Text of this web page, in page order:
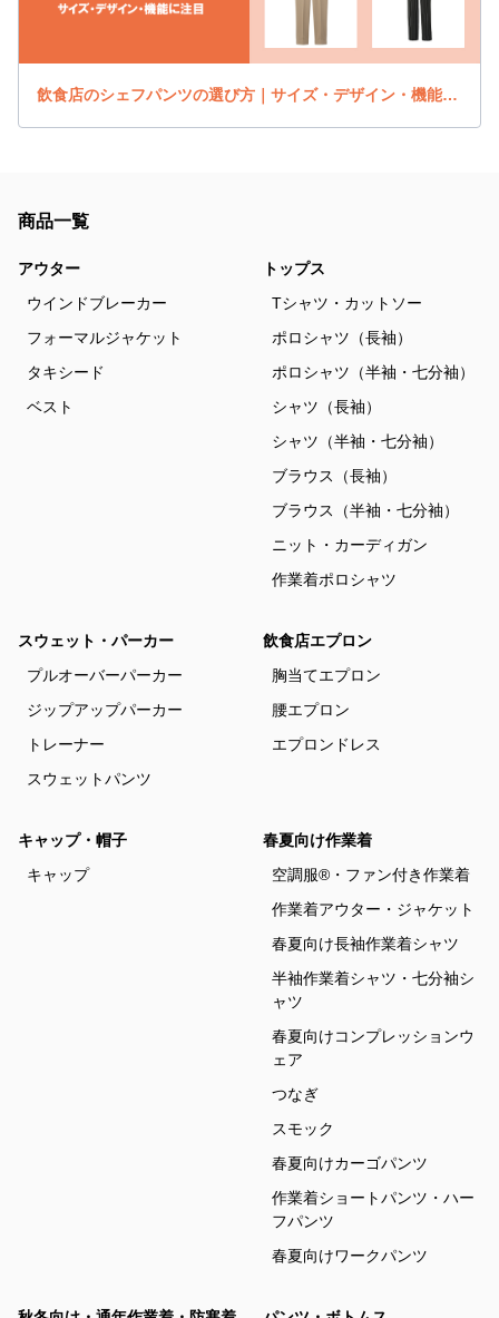
飲食店のシェフパンツの選び方｜サイズ・デザイン・機能に注目
商品一覧
アウター
ウインドブレーカー
フォーマルジャケット
タキシード
ベスト
トップス
Tシャツ・カットソー
ポロシャツ（長袖）
ポロシャツ（半袖・七分袖）
シャツ（長袖）
シャツ（半袖・七分袖）
ブラウス（長袖）
ブラウス（半袖・七分袖）
ニット・カーディガン
作業着ポロシャツ
スウェット・パーカー
プルオーバーパーカー
ジップアップパーカー
トレーナー
スウェットパンツ
飲食店エプロン
胸当てエプロン
腰エプロン
エプロンドレス
キャップ・帽子
キャップ
春夏向け作業着
空調服®・ファン付き作業着
作業着アウター・ジャケット
春夏向け長袖作業着シャツ
半袖作業着シャツ・七分袖シ
ャツ
春夏向けコンプレッションウ
ェア
つなぎ
スモック
春夏向けカーゴパンツ
作業着ショートパンツ・ハー
フパンツ
春夏向けワークパンツ